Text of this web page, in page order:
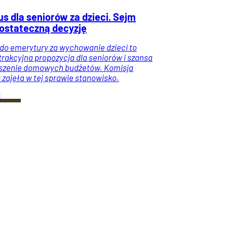
dla seniorów za dzieci. Sejm
decyzję
emerytury za wychowanie dzieci to
propozycja dla seniorów i szansa
domowych budżetów. Komisja
w tej sprawie stanowisko.